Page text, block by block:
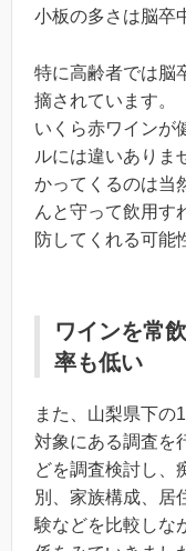
小板の多さは脳卒
特に高齢者では脳
摘されています。
いくら赤ワインが
ルには違いありま
かってくるのは当
んと守って飲用す
防してくれる可能
ワインを常
率も低い
また、山梨県下の
対象にある調査を
どを調査検討し、
別、家族構成、居
験などを比較しな